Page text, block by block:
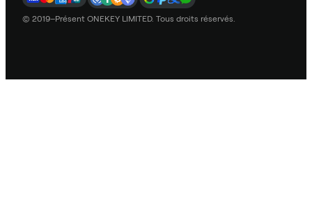
© 2019–Présent ONEKEY LIMITED. Tous droits réservés.